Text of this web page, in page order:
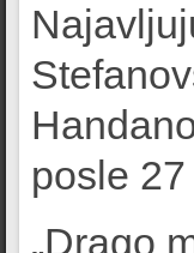
posle
„Drago